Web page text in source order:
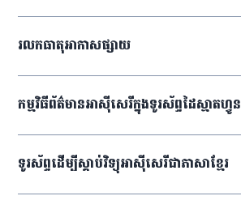
រលក​ធាតុ​អាកាស​ផ្សាយ
កម្មវិធី​ព័ត៌មាន​អាស៊ីសេរី​ក្នុង​ទូរស័ព្ទ​ដៃ​ស្មាតហ្វូន
ទូរស័ព្ទ​ដើម្បី​ស្ដាប់​វិទ្យុ​អាស៊ីសេរី​ជា​ភាសា​ខ្មែរ